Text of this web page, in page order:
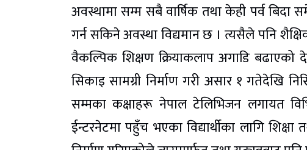
अवस्थामा सम्म सबै वार्षिक तथा केही पर्व बिदा
गर्न सकिने अवस्था विद्यमान छ । त्यसैले पनि
वैकल्पिक शिक्षण क्रियाकलाप अगाडि
सिकाइ सामग्री निर्माण गरी असार १ गतेदेखि
सम्मका कक्षाहरू नेपाल टेलिभिजन लगायत
ईन्टरनेटमा पहुँच भएका विद्यार्थीका लागि